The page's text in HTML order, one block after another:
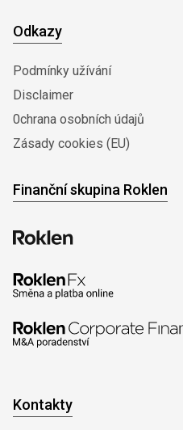
Odkazy
Podmínky užívání
Disclaimer
0chrana osobních údajů
Zásady cookies (EU)
Finanční skupina Roklen
Kontakty